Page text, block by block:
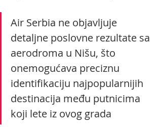
Air Serbia ne objavljuje
detaljne poslovne rezultate sa
aerodroma u Nišu, što
onemogućava preciznu
identifikaciju najpopularnijih
destinacija među putnicima
koji lete iz ovog grada